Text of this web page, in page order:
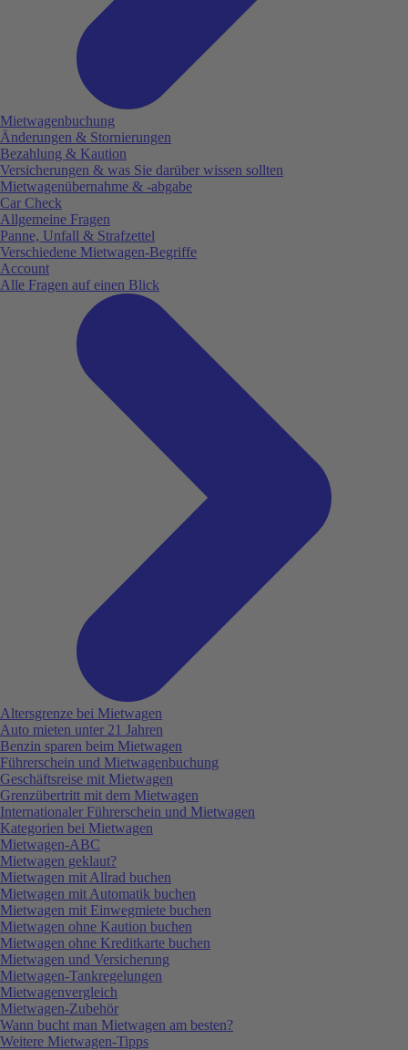
Mietwagenbuchung
Änderungen & Stornierungen
Bezahlung & Kaution
Versicherungen & was Sie darüber wissen sollten
Mietwagenübernahme & -abgabe
Car Check
Allgemeine Fragen
Panne, Unfall & Strafzettel
Verschiedene Mietwagen-Begriffe
Account
Alle Fragen auf einen Blick
Altersgrenze bei Mietwagen
Auto mieten unter 21 Jahren
Benzin sparen beim Mietwagen
Führerschein und Mietwagenbuchung
Geschäftsreise mit Mietwagen
Grenzübertritt mit dem Mietwagen
Internationaler Führerschein und Mietwagen
Kategorien bei Mietwagen
Mietwagen-ABC
Mietwagen geklaut?
Mietwagen mit Allrad buchen
Mietwagen mit Automatik buchen
Mietwagen mit Einwegmiete buchen
Mietwagen ohne Kaution buchen
Mietwagen ohne Kreditkarte buchen
Mietwagen und Versicherung
Mietwagen-Tankregelungen
Mietwagenvergleich
Mietwagen-Zubehör
Wann bucht man Mietwagen am besten?
Weitere Mietwagen-Tipps